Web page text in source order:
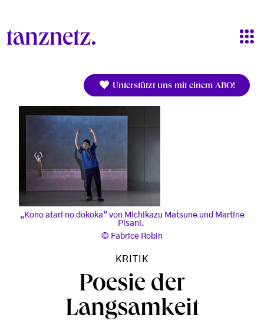
Unterstützt uns mit einem ABO!
„Kono atari no dokoka“ von Michikazu Matsune und Martine
Pisani.
Fabrice Robin
KRITIK
Poesie der
Langsamkeit